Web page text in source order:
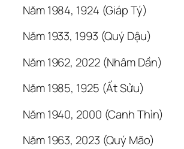
Năm 1984, 1924 (Giáp Tý)
Năm 1933, 1993 (Quý Dậu)
Năm 1962, 2022 (Nhâm Dần)
Năm 1985, 1925 (Ất Sửu)
Năm 1940, 2000 (Canh Thìn)
Năm 1963, 2023 (Quý Mão)